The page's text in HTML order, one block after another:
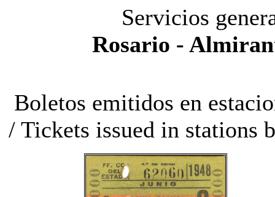
Servicios
Rosario -
Boletos emitidos en
/ Tickets issued in stations